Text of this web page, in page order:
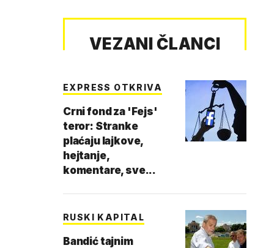
VEZANI ČLANCI
EXPRESS OTKRIVA
Crni fond za 'Fejs'
teror: Stranke
plaćaju lajkove,
hejtanje,
komentare, sve...
RUSKI KAPITAL
Bandić tajnim